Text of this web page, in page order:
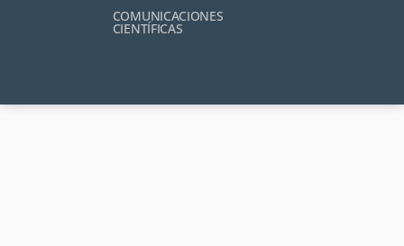
COMUNICACIONES
CIENTÍFICAS